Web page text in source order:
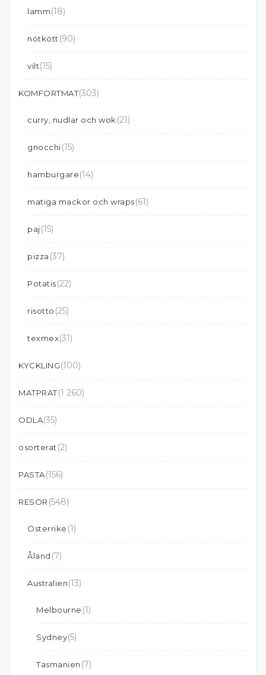
lamm(18)
nötkött (90)
vilt(15)
KOMFORTMAT(303)
curry, nudlar och wok (21)
gnocchi(15)
hamburgare(14)
matiga mackor och wraps(61)
paj(15)
pizza (37)
Potatis(22)
risotto (25)
texmex(31)
KYCKLING(100)
MATPRAT(1 260)
ODLA(35)
osorterat (2)
PASTA(156)
RESOR (548)
Österrike (1)
Åland (7)
Australien(13)
Melbourne (1)
Sydney(5)
Tasmanien (7)